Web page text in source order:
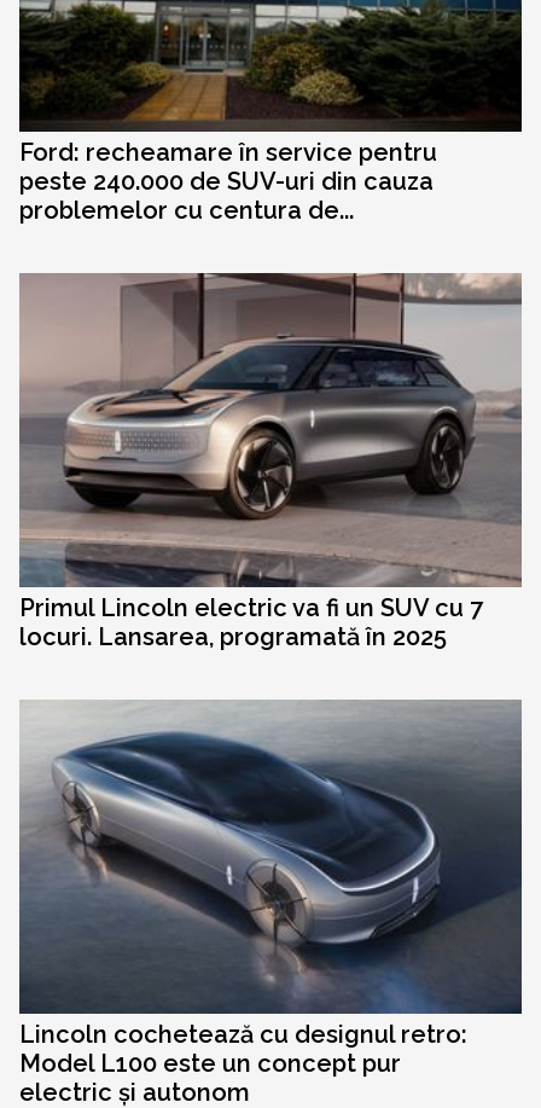
Ford: recheamare în service pentru
peste 240.000 de SUV-uri din cauza
problemelor cu centura de...
Primul Lincoln electric va fi un SUV cu 7
locuri. Lansarea, programată în 2025
Lincoln cochetează cu designul retro:
Model L100 este un concept pur
electric și autonom